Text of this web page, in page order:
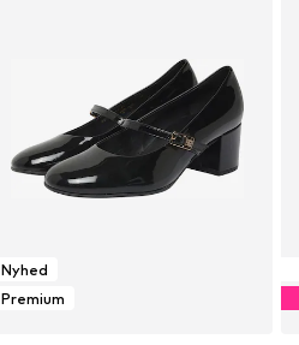
Nyhed
Premium